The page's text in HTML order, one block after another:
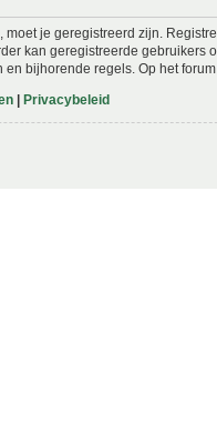
moet je geregistreerd zijn.
kan geregistreerde gebruikers
bijhorende regels. Op het
| Privacybeleid